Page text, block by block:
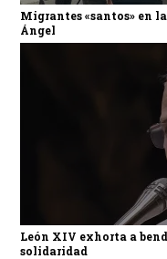
Migrantes «santos» en
Ángel
León XIV exhorta a
solidaridad